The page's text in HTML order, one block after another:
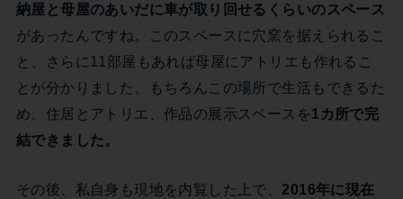
納屋と母屋のあいだに車が取り回せるくらいのスペース
があったんですね。このスペースに穴窯を据えられるこ
と、さらに11部屋もあれば母屋にアトリエも作れるこ
とが分かりました。もちろんこの場所で生活もできるた
め、住居とアトリエ、作品の展示スペースを1カ所で完
結できました。
その後、私自身も現地を内覧した上で、 2016年に現在